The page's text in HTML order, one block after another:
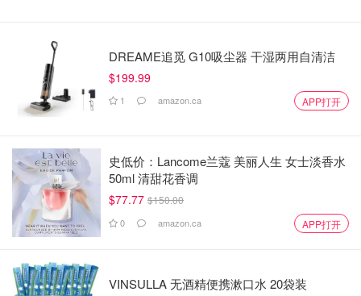
DREAME追觅 G10吸尘器 干湿两用自清洁
$199.99
1 amazon.ca APP打开
史低价：Lancome兰蔻 美丽人生 女士淡香水
50ml 清甜花香调
$77.77 $150.00
0 amazon.ca APP打开
VINSULLA 无酒精便携漱口水 20袋装